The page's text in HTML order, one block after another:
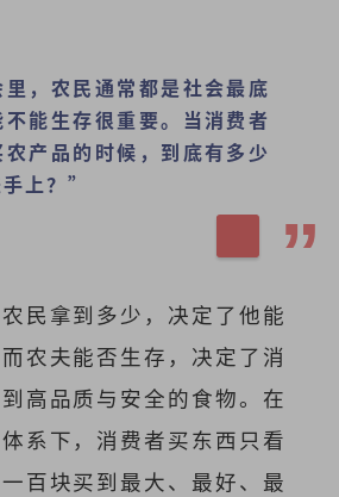
，农民通常都是社会最底
能生存很重要。当消费者
产品的时候，到底有多少
上？”
民拿到多少，决定了他能
农夫能否生存，决定了消
高品质与安全的食物。在
系下，消费者买东西只看
百块买到最大、最好、最